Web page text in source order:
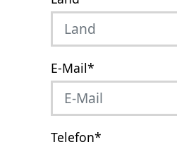
E-Mail*
Telefon*